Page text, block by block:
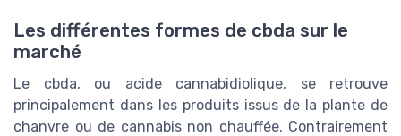
Les différentes formes de cbda sur le
marché
Le cbda, ou acide cannabidiolique, se retrouve
principalement dans les produits issus de la plante de
chanvre ou de cannabis non chauffée. Contrairement